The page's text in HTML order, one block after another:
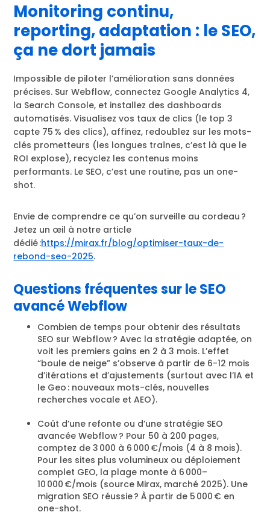
Monitoring continu,
reporting, adaptation : le SEO,
ça ne dort jamais
Impossible de piloter l’amélioration sans données
précises. Sur Webflow, connectez Google Analytics 4,
la Search Console, et installez des dashboards
automatisés. Visualisez vos taux de clics (le top 3
capte 75 % des clics), affinez, redoublez sur les mots-
clés prometteurs (les longues traînes, c’est là que le
ROI explose), recyclez les contenus moins
performants. Le SEO, c’est une routine, pas un one-
shot.
Envie de comprendre ce qu’on surveille au cordeau ?
Jetez un œil à notre article
dédié :https://mirax.fr/blog/optimiser-taux-de-
rebond-seo-2025.
Questions fréquentes sur le SEO
avancé Webflow
Combien de temps pour obtenir des résultats
SEO sur Webflow ? Avec la stratégie adaptée, on
voit les premiers gains en 2 à 3 mois. L’effet
“boule de neige” s’observe à partir de 6-12 mois
d’itérations et d’ajustements (surtout avec l’IA et
le Geo : nouveaux mots-clés, nouvelles
recherches vocale et AEO).
Coût d’une refonte ou d’une stratégie SEO
avancée Webflow ? Pour 50 à 200 pages,
comptez de 3 000 à 6 000 €/mois (4 à 8 mois).
Pour les sites plus volumineux ou déploiement
complet GEO, la plage monte à 6 000–
10 000 €/mois (source Mirax, marché 2025). Une
migration SEO réussie ? À partir de 5 000 € en
one-shot.